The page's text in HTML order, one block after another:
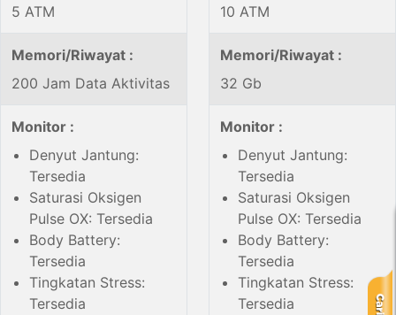
5 ATM
10 ATM
Memori/Riwayat :
200 Jam Data Aktivitas
Memori/Riwayat :
32 Gb
Monitor :
Denyut Jantung:
Tersedia
Saturasi Oksigen
Pulse OX: Tersedia
Body Battery:
Tersedia
Tingkatan Stress:
Tersedia
Monitor :
Denyut Jantung:
Tersedia
Saturasi Oksigen
Pulse OX: Tersedia
Body Battery:
Tersedia
Tingkatan Stress:
Tersedia